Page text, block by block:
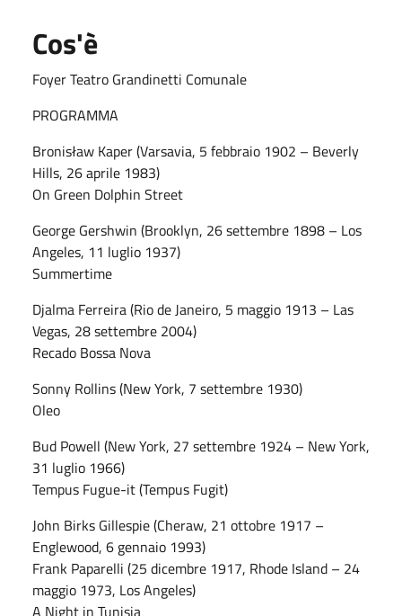
Cos'è
Foyer Teatro Grandinetti Comunale
PROGRAMMA
Bronisław Kaper (Varsavia, 5 febbraio 1902 – Beverly
Hills, 26 aprile 1983)
On Green Dolphin Street
George Gershwin (Brooklyn, 26 settembre 1898 – Los
Angeles, 11 luglio 1937)
Summertime
Djalma Ferreira (Rio de Janeiro, 5 maggio 1913 – Las
Vegas, 28 settembre 2004)
Recado Bossa Nova
Sonny Rollins (New York, 7 settembre 1930)
Oleo
Bud Powell (New York, 27 settembre 1924 – New York,
31 luglio 1966)
Tempus Fugue-it (Tempus Fugit)
John Birks Gillespie (Cheraw, 21 ottobre 1917 –
Englewood, 6 gennaio 1993)
Frank Paparelli (25 dicembre 1917, Rhode Island – 24
maggio 1973, Los Angeles)
A Night in Tunisia